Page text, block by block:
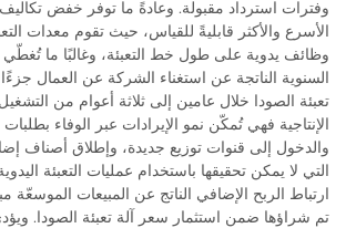
وفترات استرداد مقبولة. وعادةً ما توفر خفض تكاليف
الأسرع والأكثر قابليةً للقياس، حيث تقوم معدات
وظائف يدوية على طول خط التعبئة، وغالبًا ما
السنوية الناتجة عن استغناء الشركة عن العمال
تعبئة الصودا خلال عامين إلى ثلاثة أعوام من
الإنتاجية فهي تُمكّن نمو الإيرادات عبر الوفاء بطلبات
والدخول إلى قنوات توزيع جديدة، وإطلاق أصناف
التي لا يمكن تحقيقها باستخدام عمليات التعبئة
ارتباط الربح الإضافي الناتج عن المبيعات الموسعّة
تم شراؤها ضمن استثمار سعر آلة تعبئة الصودا.